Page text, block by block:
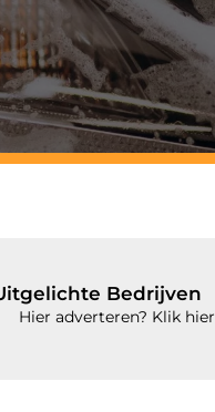
Bedrijven
Hier adverteren? Klik hier